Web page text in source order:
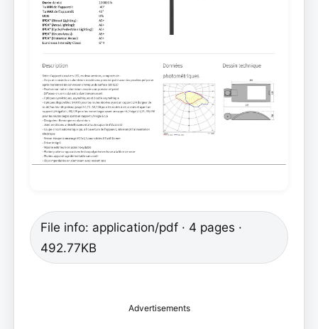
File info: application/pdf · 4 pages ·
492.77KB
Advertisements